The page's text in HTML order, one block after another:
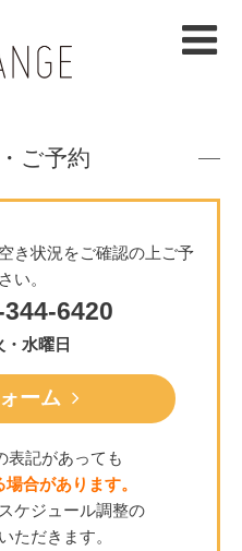
ご予約
き状況をご確認の上ご予
い。
6420
水曜日
ーム
記があっても
合があります。
ケジュール調整の
ただきます。